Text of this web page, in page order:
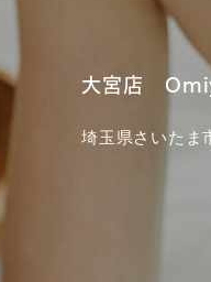
大宮店
埼玉県さいた